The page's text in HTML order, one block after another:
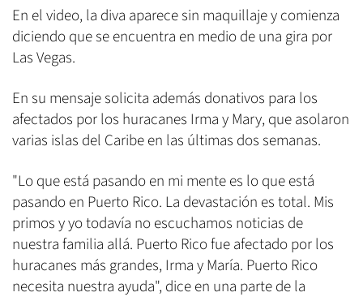
En el video, la diva aparece sin maquillaje y comienza
diciendo que se encuentra en medio de una gira por
Las Vegas.
En su mensaje solicita además donativos para los
afectados por los huracanes Irma y Mary, que asolaron
varias islas del Caribe en las últimas dos semanas.
"Lo que está pasando en mi mente es lo que está
pasando en Puerto Rico. La devastación es total. Mis
primos y yo todavía no escuchamos noticias de
nuestra familia allá. Puerto Rico fue afectado por los
huracanes más grandes, Irma y María. Puerto Rico
necesita nuestra ayuda", dice en una parte de la